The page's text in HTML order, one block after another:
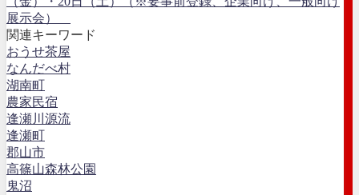
展示会）
関連キーワード
おうせ茶屋
なんだべ村
湖南町
農家民宿
逢瀬川源流
逢瀬町
郡山市
高篠山森林公園
鬼沼